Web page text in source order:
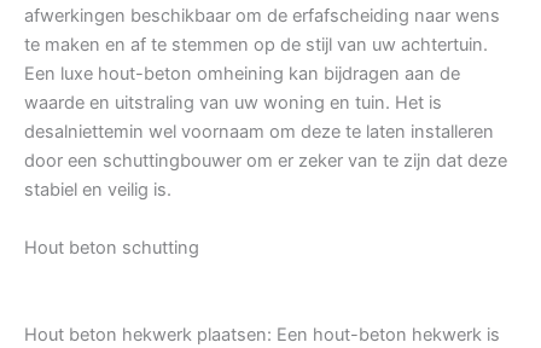
afwerkingen beschikbaar om de erfafscheiding naar wens
te maken en af te stemmen op de stijl van uw achtertuin.
Een luxe hout-beton omheining kan bijdragen aan de
waarde en uitstraling van uw woning en tuin. Het is
desalniettemin wel voornaam om deze te laten installeren
door een schuttingbouwer om er zeker van te zijn dat deze
stabiel en veilig is.
Hout beton schutting
Hout beton hekwerk plaatsen: Een hout-beton hekwerk is